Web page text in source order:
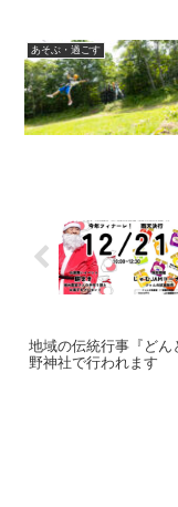
あそぶ・過ごす
地域の伝統行事『どん
野神社で行われます